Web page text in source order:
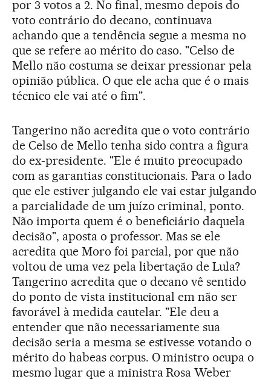
por 3 votos a 2. No final, mesmo depois do
voto contrário do decano, continuava
achando que a tendência segue a mesma no
que se refere ao mérito do caso. "Celso de
Mello não costuma se deixar pressionar pela
opinião pública. O que ele acha que é o mais
técnico ele vai até o fim".
Tangerino não acredita que o voto contrário
de Celso de Mello tenha sido contra a figura
do ex-presidente. "Ele é muito preocupado
com as garantias constitucionais. Para o lado
que ele estiver julgando ele vai estar julgando
a parcialidade de um juízo criminal, ponto.
Não importa quem é o beneficiário daquela
decisão", aposta o professor. Mas se ele
acredita que Moro foi parcial, por que não
voltou de uma vez pela libertação de Lula?
Tangerino acredita que o decano vê sentido
do ponto de vista institucional em não ser
favorável à medida cautelar. "Ele deu a
entender que não necessariamente sua
decisão seria a mesma se estivesse votando o
mérito do habeas corpus. O ministro ocupa o
mesmo lugar que a ministra Rosa Weber